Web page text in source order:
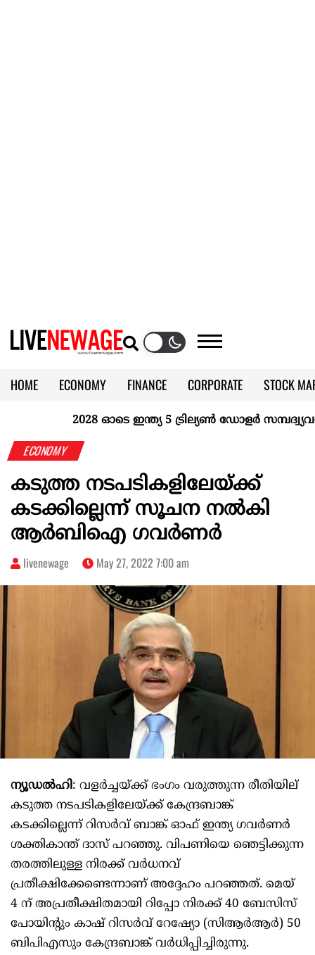
HOME ECONOMY FINANCE CORPORATE
STOCK
KERALA @70
2028 ഓടെ ഇന്ത്യ 5 ട്രില്യണ്‍ ഡോളര്‍
ECONOMY
കടുത്ത നടപടികളിലേയ്ക്ക്
കടക്കില്ലെന്ന് സൂചന നല്‍കി
ആര്‍ബിഐ ഗവര്‍ണര്‍
livenewage May 27, 2022 7:00 am
ന്യൂഡല്‍ഹി: വളര്‍ച്ചയ്ക്ക് ഭംഗം വരുത്തുന്ന രീതിയില്
കടുത്ത നടപടികളിലേയ്ക്ക് കേന്ദ്രബാങ്ക്
കടക്കില്ലെന്ന് റിസര്‍വ് ബാങ്ക് ഓഫ് ഇന്ത്യ ഗവര്‍ണര്‍
ശക്തികാന്ത് ദാസ് പറഞ്ഞു. വിപണിയെ ഞെട്ടിക്കുന്ന
തരത്തിലുള്ള നിരക്ക് വര്‍ധനവ്
പ്രതീക്ഷിക്കേണ്ടെന്നാണ് അദ്ദേഹം പറഞ്ഞത്. മെയ്
4 ന് അപ്രതീക്ഷിതമായി റിപ്പോ നിരക്ക് 40 ബേസിസ്
പോയിന്റും കാഷ് റിസര്‍വ് റേഷ്യോ (സിആര്‍ആര്‍) 50
ബിപിഎസും കേന്ദ്രബാങ്ക് വര്‍ധിപ്പിച്ചിരുന്നു.